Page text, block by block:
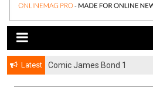
Latest Comic James Bond 1
Mini álbum con dos hojas